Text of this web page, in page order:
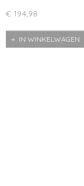
€ 194,98
IN WINKELWAGEN